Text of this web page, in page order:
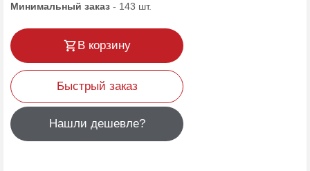
Минимальный заказ - 143 шт.
В корзину
Быстрый заказ
Нашли дешевле?